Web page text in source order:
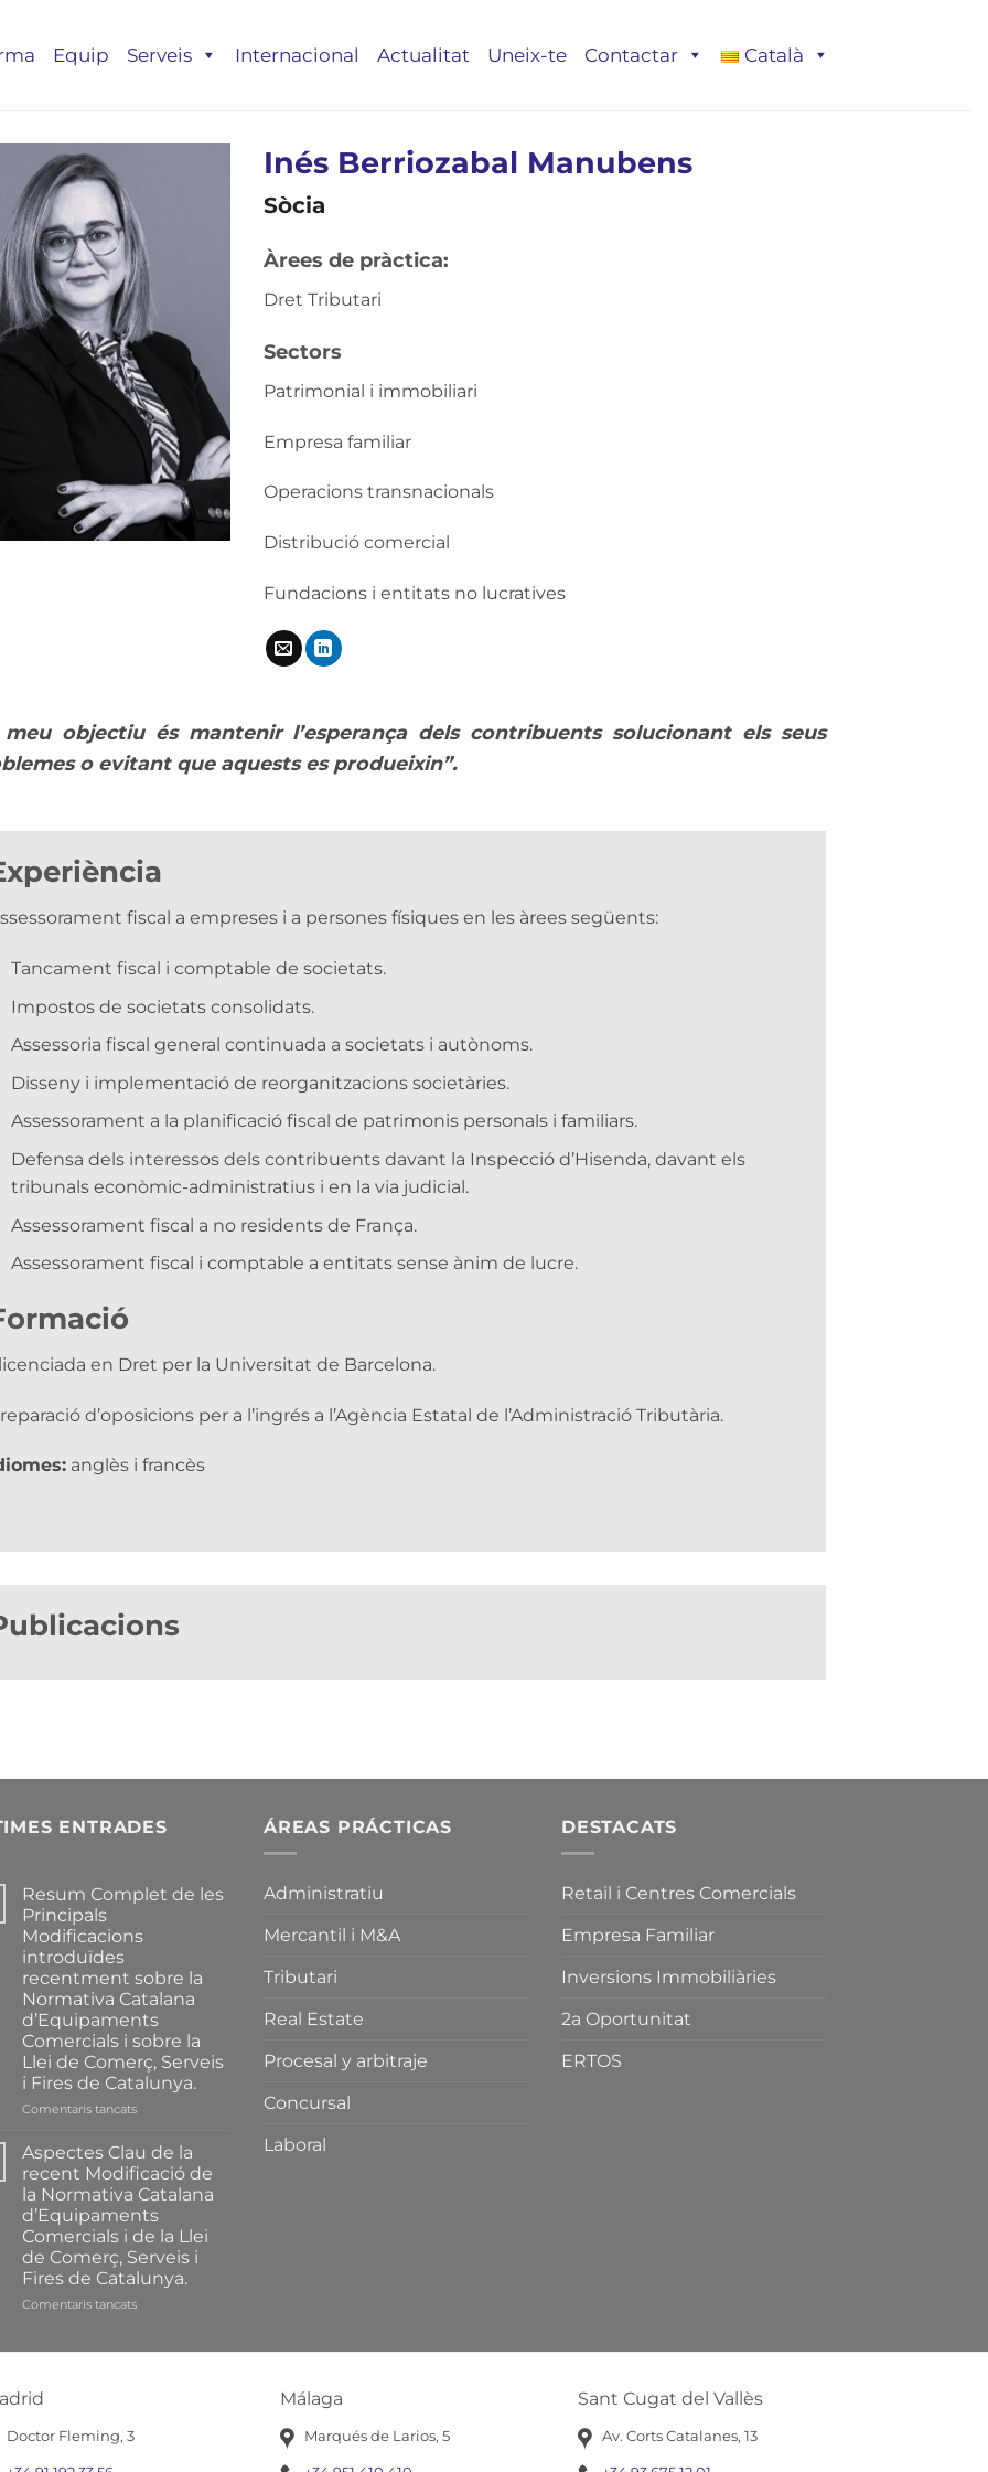
Equip Serveis Internacional Actualitat Uneix-te Contactar Català
Inés Berriozabal Manubens
Sòcia
Àrees de pràctica:
Dret Tributari
Sectors
Patrimonial i immobiliari
Empresa familiar
Operacions transnacionals
Distribució comercial
Fundacions i entitats no lucratives
meu objectiu és mantenir l’esperança dels contribuents solucionant els seus
o evitant que aquests es produeixin”.
fiscal a empreses i a persones físiques en les àrees següents:
Tancament fiscal i comptable de societats.
Impostos de societats consolidats.
Assessoria fiscal general continuada a societats i autònoms.
Disseny i implementació de reorganitzacions societàries.
Assessorament a la planificació fiscal de patrimonis personals i familiars.
Defensa dels interessos dels contribuents davant la Inspecció d’Hisenda, davant els
tribunals econòmic-administratius i en la via judicial.
Assessorament fiscal a no residents de França.
Assessorament fiscal i comptable a entitats sense ànim de lucre.
en Dret per la Universitat de Barcelona.
d’oposicions per a l’ingrés a l’Agència Estatal de l’Administració Tributària.
anglès i francès
Doctor Fleming, 3
Málaga
Marqués de Larios, 5
Sant Cugat del Vallès
Av. Corts Catalanes, 13
ENTRADES
Resum Complet de les
Principals
Modificacions
introduïdes
recentment sobre la
Normativa Catalana
d’Equipaments
Comercials i sobre la
Llei de Comerç, Serveis
i Fires de Catalunya.
Comentaris tancatsa
Complet
de
les
Principals
Modificacions
introduïdes
recentment
sobre
d’Equipaments
Aspectes Clau de la
recent Modificació de
la Normativa Catalana
d’Equipaments
Comercials i de la Llei
de Comerç, Serveis i
Fires de Catalunya.
Comentaris tancatsa
ÁREAS PRÁCTICAS
Administratiu
Mercantil i M&A
Tributari
Real Estate
Procesal y arbitraje
Concursal
Laboral
DESTACATS
Retail i Centres Comercials
Empresa Familiar
Inversions Immobiliàries
2a Oportunitat
ERTOS